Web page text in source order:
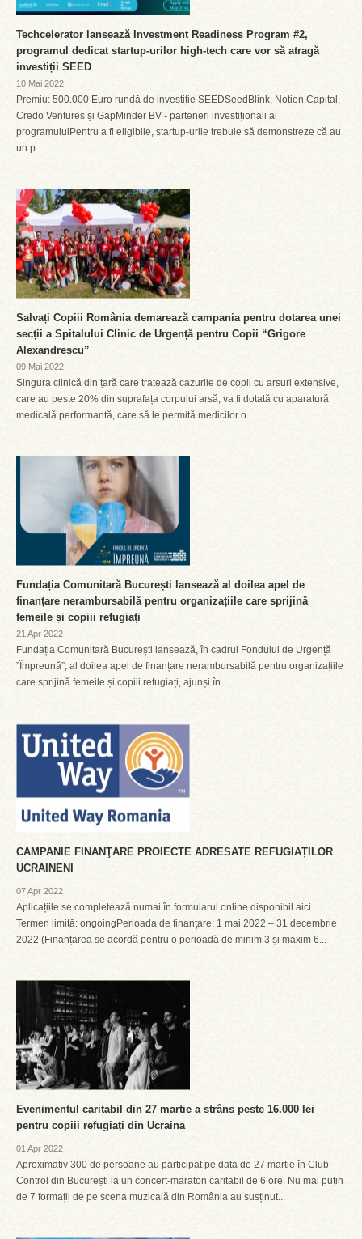
Techcelerator lansează Investment Readiness Program #2,
programul dedicat startup-urilor high-tech care vor să atragă
investiții SEED
10 Mai 2022
Premiu: 500.000 Euro rundă de investiție SEEDSeedBlink, Notion Capital,
Credo Ventures și GapMinder BV - parteneri investiționali ai
programuluiPentru a fi eligibile, startup-urile trebuie să demonstreze că au
un p...
Salvați Copiii România demarează campania pentru dotarea unei
secții a Spitalului Clinic de Urgență pentru Copii “Grigore
Alexandrescu”
09 Mai 2022
Singura clinică din țară care tratează cazurile de copii cu arsuri extensive,
care au peste 20% din suprafața corpului arsă, va fi dotată cu aparatură
medicală performantă, care să le permită medicilor o...
Fundația Comunitară București lansează al doilea apel de
finanțare nerambursabilă pentru organizațiile care sprijină
femeile și copiii refugiați
21 Apr 2022
Fundația Comunitară București lansează, în cadrul Fondului de Urgență
”Împreună”, al doilea apel de finanțare nerambursabilă pentru organizațiile
care sprijină femeile și copiii refugiați, ajunși în...
CAMPANIE FINANŢARE PROIECTE ADRESATE REFUGIAȚILOR
UCRAINENI
07 Apr 2022
Aplicațiile se completează numai în formularul online disponibil aici.
Termen limită: ongoingPerioada de finanțare: 1 mai 2022 – 31 decembrie
2022 (Finanțarea se acordă pentru o perioadă de minim 3 și maxim 6...
Evenimentul caritabil din 27 martie a strâns peste 16.000 lei
pentru copiii refugiați din Ucraina
01 Apr 2022
Aproximativ 300 de persoane au participat pe data de 27 martie în Club
Control din București la un concert-maraton caritabil de 6 ore. Nu mai puțin
de 7 formații de pe scena muzicală din România au susținut...